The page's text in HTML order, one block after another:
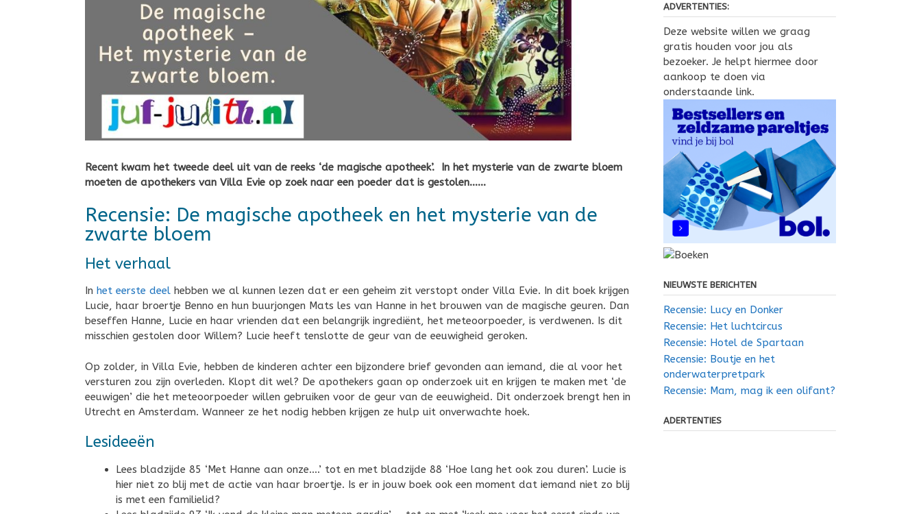
Recent kwam het tweede deel uit van de reeks ‘de magische apotheek’. In het mysterie van de zwarte bloem
moeten de apothekers van Villa Evie op zoek naar een poeder dat is gestolen……
Recensie: De magische apotheek en het mysterie van de
zwarte bloem
Het verhaal
In het eerste deel hebben we al kunnen lezen dat er een geheim zit verstopt onder Villa Evie. In dit boek krijgen
Lucie, haar broertje Benno en hun buurjongen Mats les van Hanne in het brouwen van de magische geuren. Dan
beseffen Hanne, Lucie en haar vrienden dat een belangrijk ingrediënt, het meteoorpoeder, is verdwenen. Is dit
misschien gestolen door Willem? Lucie heeft tenslotte de geur van de eeuwigheid geroken.
Op zolder, in Villa Evie, hebben de kinderen achter een bijzondere brief gevonden aan iemand, die al voor het
versturen zou zijn overleden. Klopt dit wel? De apothekers gaan op onderzoek uit en krijgen te maken met ‘de
eeuwigen’ die het meteoorpoeder willen gebruiken voor de geur van de eeuwigheid. Dit onderzoek brengt hen in
Utrecht en Amsterdam. Wanneer ze het nodig hebben krijgen ze hulp uit onverwachte hoek.
Lesideeën
Lees bladzijde 85 ‘Met Hanne aan onze….’ tot en met bladzijde 88 ‘Hoe lang het ook zou duren’. Lucie is
hier niet zo blij met de actie van haar broertje. Is er in jouw boek ook een moment dat iemand niet zo blij
is met een familielid?
ADVERTENTIES:
Deze website willen we graag
gratis houden voor jou als
bezoeker. Je helpt hiermee door
aankoop te doen via
onderstaande link.
NIEUWSTE BERICHTEN
Recensie: Lucy en Donker
Recensie: Het luchtcircus
Recensie: Hotel de Spartaan
Recensie: Boutje en het
onderwaterpretpark
Recensie: Mam, mag ik een olifant?
ADERTENTIES